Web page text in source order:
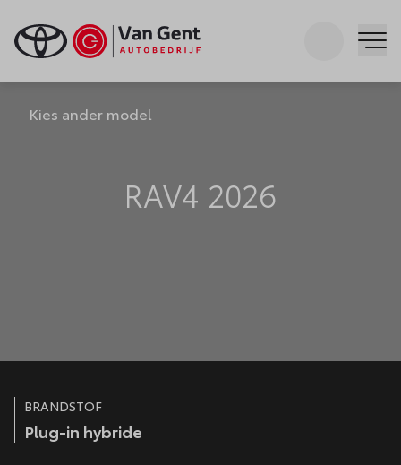
Zoeken
Kies ander model
RAV4 2026
BRANDSTOF
Plug-in hybride